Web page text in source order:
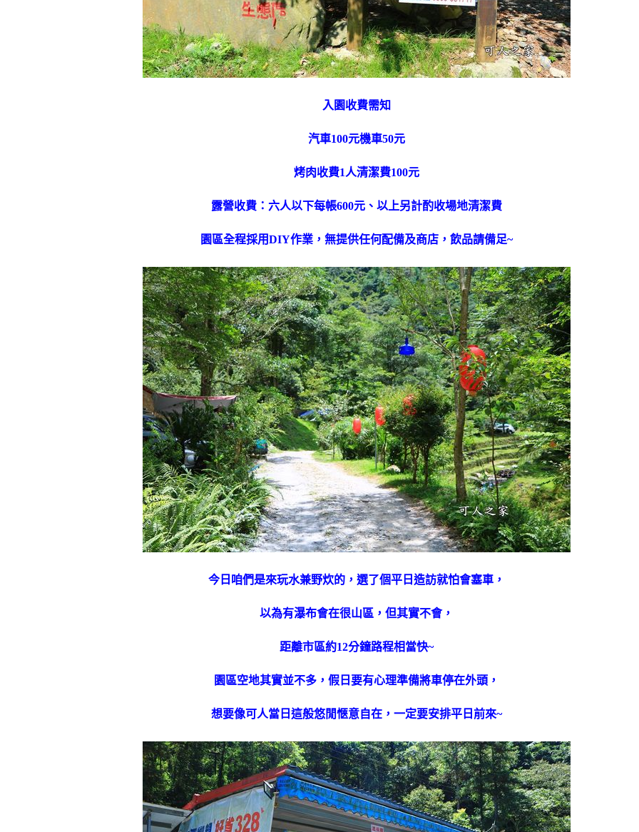
入園收費需知
汽車100元機車50元
烤肉收費1人清潔費100元
露營收費：六人以下每帳600元、以上另計酌收場地清潔費
園區全程採用DIY作業，無提供任何配備及商店，飲品請備足~
今日咱們是來玩水兼野炊的，選了個平日造訪就怕會塞車，
以為有瀑布會在很山區，但其實不會，
距離市區約12分鐘路程相當快~
園區空地其實並不多，假日要有心理準備將車停在外頭，
想要像可人當日這般悠閒愜意自在，一定要安排平日前來~